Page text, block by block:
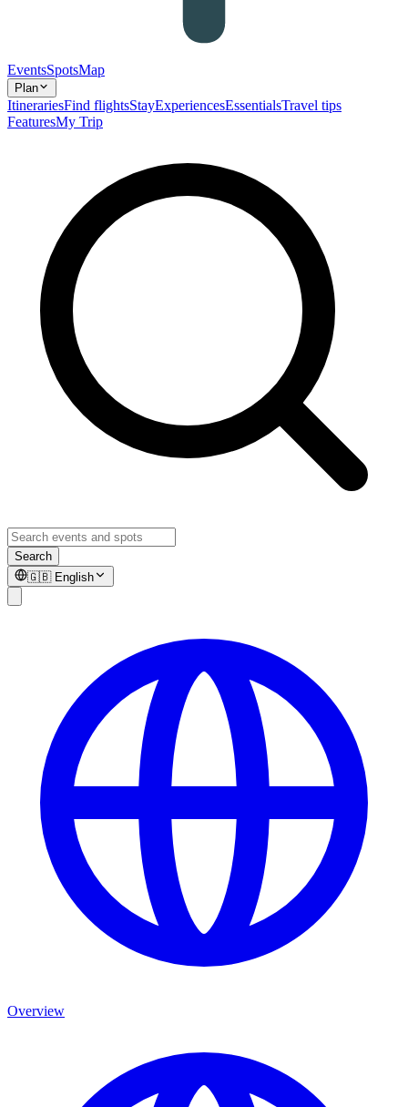
EventsSpotsMap
Plan
ItinerariesFind flightsStayExperiencesEssentialsTravel tips
FeaturesMy Trip
Search
🇬🇧 English
Overview